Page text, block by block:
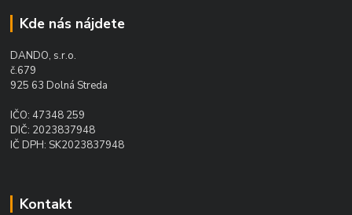
Kde nás nájdete
DANDO, s.r.o.
č.679
925 63 Dolná Streda
IČO: 47348 259
DIČ: 2023837948
IČ DPH: SK2023837948
Kontakt